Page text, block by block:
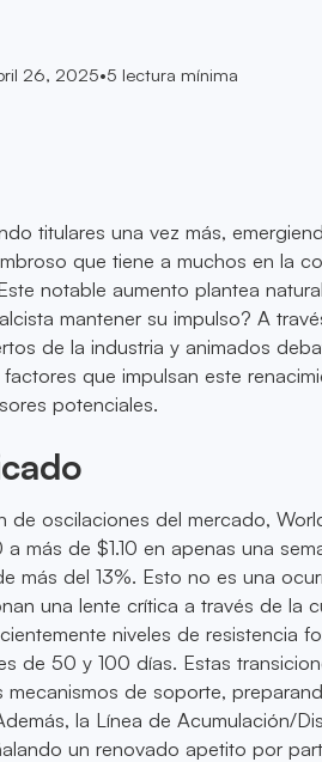
26, 2025•5 lectura mínima
titulares una vez más,
que tiene a muchos en la
notable aumento plantea
mantener su impulso? A
de la industria y animados
que impulsan este
potenciales.
de oscilaciones del mercado,
más de $1.10 en apenas una
más del 13%. Esto no es una
una lente crítica a través de la
niveles de resistencia
de 50 y 100 días. Estas
de soporte,
la Línea de Acumulación/
un renovado apetito por